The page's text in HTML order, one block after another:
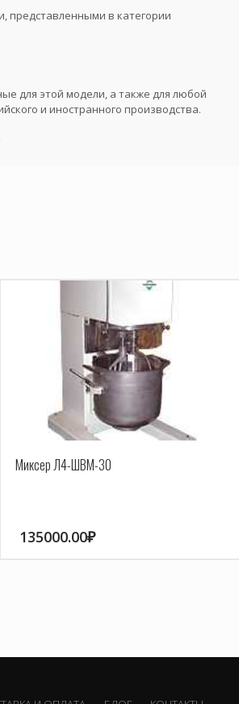
представленными в категории
для этой модели, а также для любой
и иностранного производства.
Миксер Л4-ШВМ-30
135000.00₽